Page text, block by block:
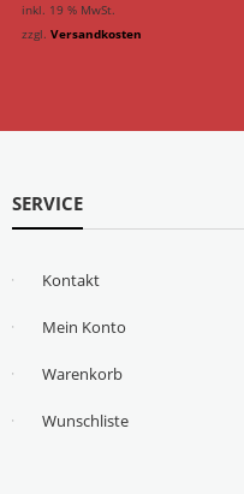
inkl. 19 % MwSt.
zzgl. Versandkosten
SERVICE
Kontakt
Mein Konto
Warenkorb
Wunschliste